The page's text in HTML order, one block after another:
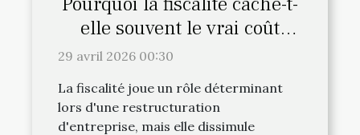
elle souvent le vrai coût
d’une restructuration ?
29 avril 2026 00:30
La fiscalité joue un rôle déterminant
lors d'une restructuration
d'entreprise, mais elle dissimule